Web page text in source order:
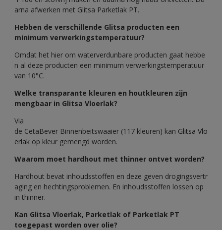
arna afwerken met Glitsa Parketlak PT.
Hebben de verschillende Glitsa producten een
minimum verwerkingstemperatuur?
Omdat het hier om waterverdunbare producten gaat hebbe
n al deze producten een minimum verwerkingstemperatuur
van 10°C.
Welke transparante kleuren en houtkleuren zijn
mengbaar in Glitsa Vloerlak?
Via
de CetaBever Binnenbeitswaaier (117 kleuren) kan Glitsa Vlo
erlak op kleur gemengd worden.
Waarom moet hardhout met thinner ontvet worden?
Hardhout bevat inhoudsstoffen en deze geven drogingsvertr
aging en hechtingsproblemen. En inhoudsstoffen lossen op
in thinner.
Kan Glitsa Vloerlak, Parketlak of Parketlak PT
toegepast worden over olie?